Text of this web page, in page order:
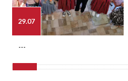
29.07
---